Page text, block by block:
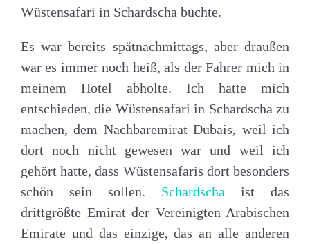
Wüstensafari in Schardscha buchte.
Es war bereits spätnachmittags, aber draußen
war es immer noch heiß, als der Fahrer mich in
meinem Hotel abholte. Ich hatte mich
entschieden, die Wüstensafari in Schardscha zu
machen, dem Nachbaremirat Dubais, weil ich
dort noch nicht gewesen war und weil ich
gehört hatte, dass Wüstensafaris dort besonders
schön sein sollen. Schardscha ist das
drittgrößte Emirat der Vereinigten Arabischen
Emirate und das einzige, das an alle anderen